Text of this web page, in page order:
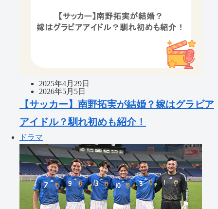
2025年4月29日
2026年5月5日
【サッカー】南野拓実が結婚？嫁はグラビア
アイドル？馴れ初めも紹介！
ドラマ